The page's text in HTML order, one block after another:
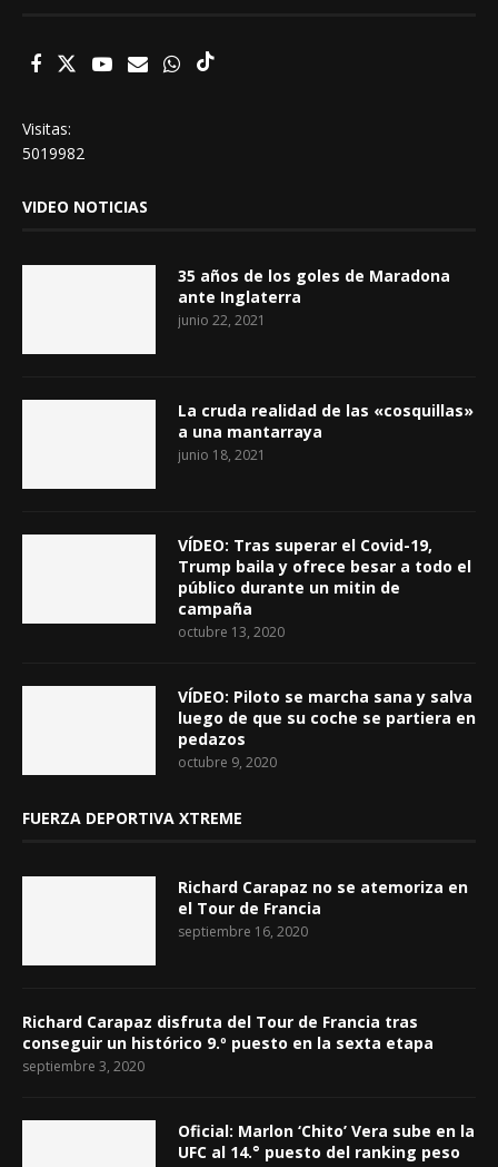
Visitas:
5019982
VIDEO NOTICIAS
35 años de los goles de Maradona
ante Inglaterra
junio 22, 2021
La cruda realidad de las «cosquillas»
a una mantarraya
junio 18, 2021
VÍDEO: Tras superar el Covid-19,
Trump baila y ofrece besar a todo el
público durante un mitin de
campaña
octubre 13, 2020
VÍDEO: Piloto se marcha sana y salva
luego de que su coche se partiera en
pedazos
octubre 9, 2020
FUERZA DEPORTIVA XTREME
Richard Carapaz no se atemoriza en
el Tour de Francia
septiembre 16, 2020
Richard Carapaz disfruta del Tour de Francia tras
conseguir un histórico 9.º puesto en la sexta etapa
septiembre 3, 2020
Oficial: Marlon ‘Chito’ Vera sube en la
UFC al 14.° puesto del ranking peso